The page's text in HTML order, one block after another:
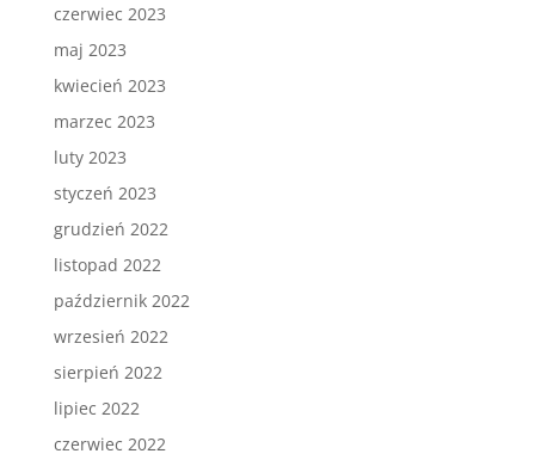
czerwiec 2023
maj 2023
kwiecień 2023
marzec 2023
luty 2023
styczeń 2023
grudzień 2022
listopad 2022
październik 2022
wrzesień 2022
sierpień 2022
lipiec 2022
czerwiec 2022